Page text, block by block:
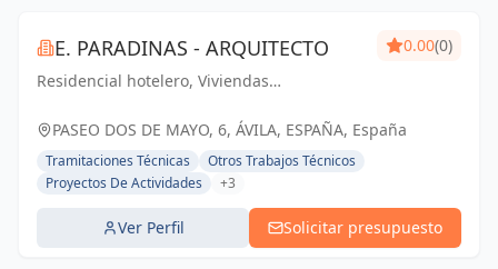
E. PARADINAS - ARQUITECTO
Residencial hotelero, Viviendas
Rehabilitación, Viviendas protegidas.
0.00(0)
PASEO DOS DE MAYO, 6, ÁVILA, ESPAÑA, España
Tramitaciones Técnicas
Otros Trabajos Técnicos
Proyectos De Actividades
+3
Ver Perfil Solicitar presupuesto